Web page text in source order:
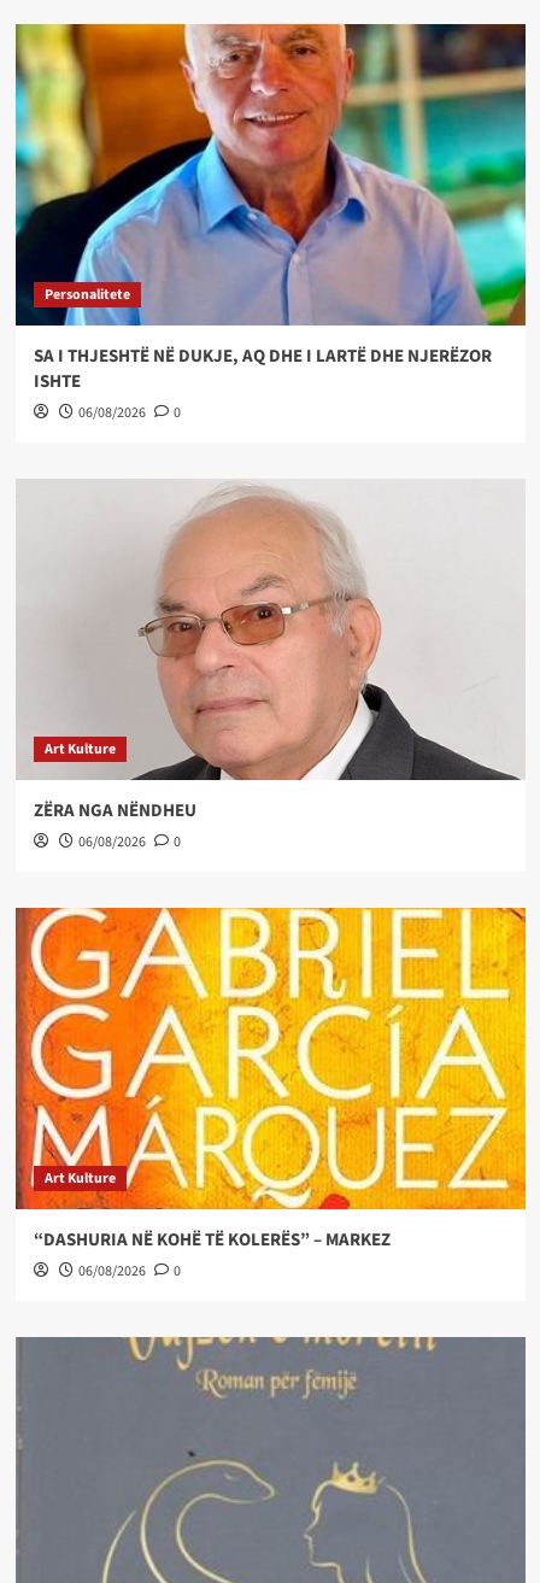
Personalitete
SA I THJESHTË NË DUKJE, AQ DHE I LARTË DHE NJERËZOR
ISHTE
06/08/2026 0
Art Kulture
ZËRA NGA NËNDHEU
06/08/2026 0
Art Kulture
“DASHURIA NË KOHË TË KOLERËS” – MARKEZ
06/08/2026 0